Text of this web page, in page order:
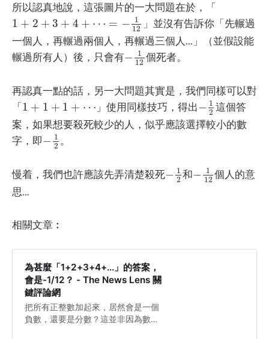
所以認真地說，這張圖片的一大問題在於，「
1 + 2 + 3 + 4 + ⋯ = − 1
12
1 +2+3 +4+⋯ =−1 12
」並沒有告訴你「先輾過
一個人，再輾過兩個人，再輾過三個人…」（並假設能
輾過所有人）後，只會有− 1
12
−112個死者。
再認真一點的話，另一大問題其實是，我們同樣可以對
「1 + 1 + 1 + ⋯
1 + 1+ 1 +⋯ 」使用同樣技巧，得出− 1
2
−12這個答
案，如果想要殺死較少的人，似乎應該選擇較小的數
字，即− 1
2
− 12。
慢着，我們也許應該先弄清楚殺死− 1
2
1 2
和− 1
12
112個人的意
思…
相關文章︰
為甚麼「1+2+3+4+...」的答案，
會是-1/12？ - The News Lens 關
鍵評論網
把所有正整數加起來，居然會是一個
負數，還要是分數？這並非因為數學